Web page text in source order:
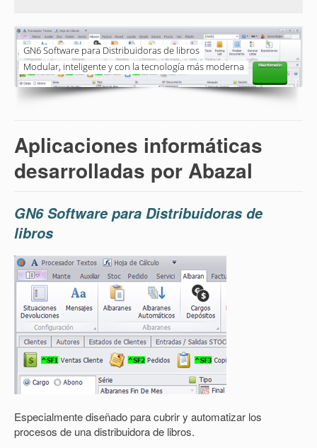
SGA Gestión de almacén
SGA Control Desktop y SGA Machine Mobile. 100% eficaz
Aplicaciones informáticas
desarrolladas por Abazal
GN6 Software para Distribuidoras de
libros
Especialmente diseñado para cubrir y automatizar los
procesos de una distribuidora de libros.